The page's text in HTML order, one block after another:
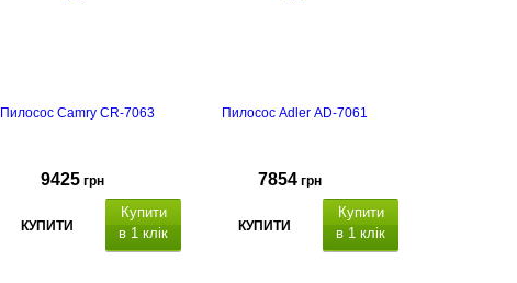
Пилосос Camry CR-7063
9425 грн
КУПИТИ
Купити
в 1 клік
Пилосос Adler AD-7061
7854 грн
КУПИТИ
Купити
в 1 клік